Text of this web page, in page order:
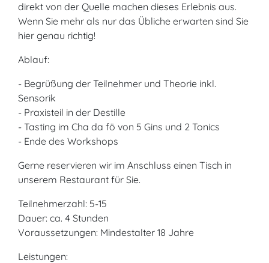
direkt von der Quelle machen dieses Erlebnis aus.
Wenn Sie mehr als nur das Übliche erwarten sind Sie
hier genau richtig!
Ablauf:
- Begrüßung der Teilnehmer und Theorie inkl.
Sensorik
- Praxisteil in der Destille
- Tasting im Cha da fö von 5 Gins und 2 Tonics
- Ende des Workshops
Gerne reservieren wir im Anschluss einen Tisch in
unserem Restaurant für Sie.
Teilnehmerzahl: 5-15
Dauer: ca. 4 Stunden
Voraussetzungen: Mindestalter 18 Jahre
Leistungen: